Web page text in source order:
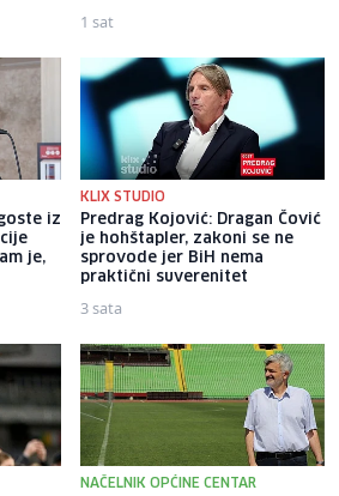
1 sat
iz
je,
KLIX STUDIO
Predrag Kojović: Dragan Čović
je hohštapler, zakoni se ne
sprovode jer BiH nema
praktični suverenitet
3 sata
NAČELNIK OPĆINE CENTAR